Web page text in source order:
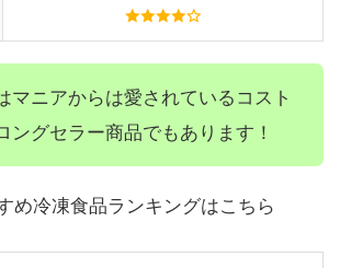
マニアからは愛されているコスト
ングセラー商品でもあります！
め冷凍食品ランキングはこちら